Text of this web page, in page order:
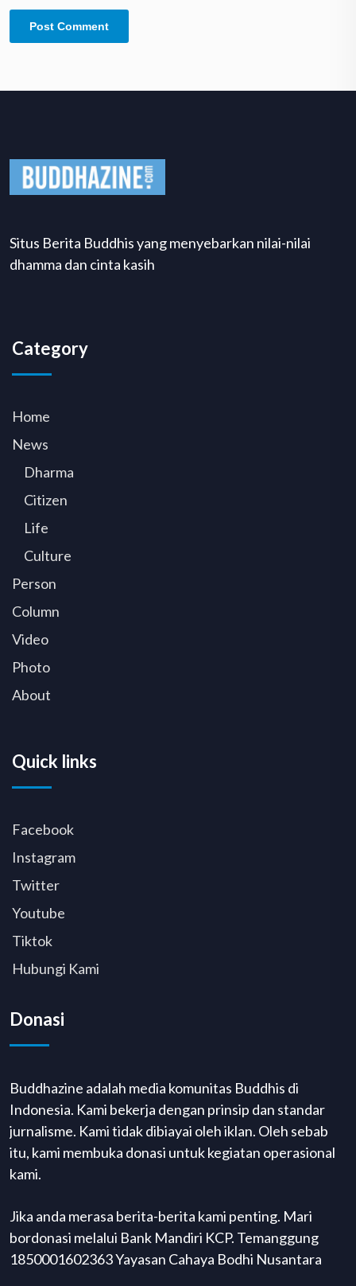
Situs Berita Buddhis yang menyebarkan nilai-nilai
dhamma dan cinta kasih
Category
Home
News
Dharma
Citizen
Life
Culture
Person
Column
Video
Photo
About
Quick links
Facebook
Instagram
Twitter
Youtube
Tiktok
Hubungi Kami
Donasi
Buddhazine adalah media komunitas Buddhis di
Indonesia. Kami bekerja dengan prinsip dan standar
jurnalisme. Kami tidak dibiayai oleh iklan. Oleh sebab
itu, kami membuka donasi untuk kegiatan operasional
kami.
Jika anda merasa berita-berita kami penting. Mari
bordonasi melalui Bank Mandiri KCP. Temanggung
1850001602363 Yayasan Cahaya Bodhi Nusantara